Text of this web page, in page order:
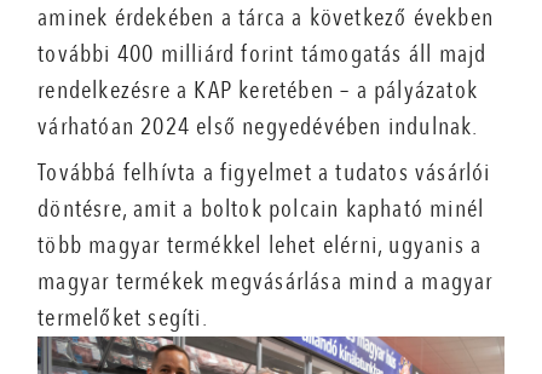
aminek érdekében a tárca a következő években
további 400 milliárd forint támogatás áll majd
rendelkezésre a KAP keretében – a pályázatok
várhatóan 2024 első negyedévében indulnak.
Továbbá felhívta a figyelmet a tudatos vásárlói
döntésre, amit a boltok polcain kapható minél
több magyar termékkel lehet elérni, ugyanis a
magyar termékek megvásárlása mind a magyar
termelőket segíti.